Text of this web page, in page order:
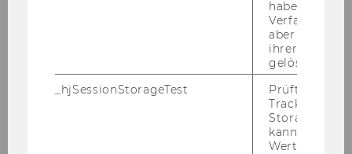
jek­te in Ru­mä­ni­en ge­lei­tet, ge­mein­sam mit
CSR Nest Ru­mä­ni­en um­ge­setzt, und vom Pro­
gramm der Eu­ro­päi­schen Union für Rech­te,
Gleich­be­rech­ti­gung und Staats­bür­ger­schaft
(REC) ko­fi­nan­ziert.
https://www.con­cor­
dia.or.at/pro­jek­te/ru­maeni­en/wings4youth
haben keine
Verfallszeit,
aber fast
ihrer
gelöscht.
_hjSessionStorageTest
Prüft, ob der
Tracking
Storage
kann. Wenn
Wert von 1